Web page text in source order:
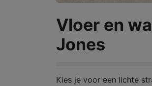
Vloer en
Jones
Kies je voor een lichte